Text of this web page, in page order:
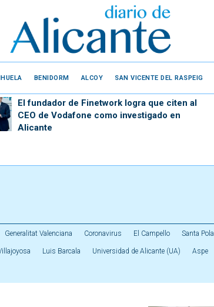
BENIDORM ALCOY SAN VICENTE DEL RASPEIG
El fundador de Finetwork logra que citen al
CEO de Vodafone como investigado en
Alicante
Generalitat Valenciana Coronavirus El Campello Santa Pola
Luis Barcala Universidad de Alicante (UA) Aspe